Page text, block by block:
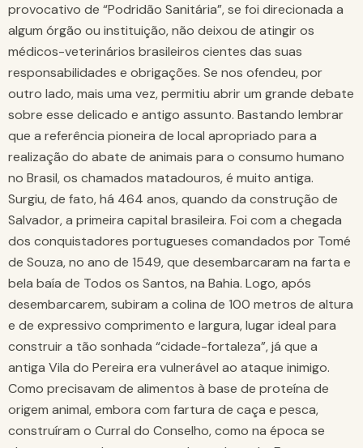
provocativo de “Podridão Sanitária”, se foi direcionada a
algum órgão ou instituição, não deixou de atingir os
médicos-veterinários brasileiros cientes das suas
responsabilidades e obrigações. Se nos ofendeu, por
outro lado, mais uma vez, permitiu abrir um grande debate
sobre esse delicado e antigo assunto. Bastando lembrar
que a referência pioneira de local apropriado para a
realização do abate de animais para o consumo humano
no Brasil, os chamados matadouros, é muito antiga.
Surgiu, de fato, há 464 anos, quando da construção de
Salvador, a primeira capital brasileira. Foi com a chegada
dos conquistadores portugueses comandados por Tomé
de Souza, no ano de 1549, que desembarcaram na farta e
bela baía de Todos os Santos, na Bahia. Logo, após
desembarcarem, subiram a colina de 100 metros de altura
e de expressivo comprimento e largura, lugar ideal para
construir a tão sonhada “cidade-fortaleza”, já que a
antiga Vila do Pereira era vulnerável ao ataque inimigo.
Como precisavam de alimentos à base de proteína de
origem animal, embora com fartura de caça e pesca,
construíram o Curral do Conselho, como na época se